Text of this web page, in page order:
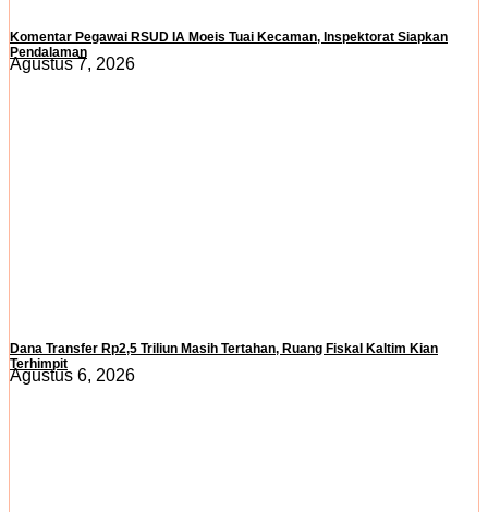
Komentar Pegawai RSUD IA Moeis Tuai Kecaman, Inspektorat Siapkan
Pendalaman
Agustus 7, 2026
Dana Transfer Rp2,5 Triliun Masih Tertahan, Ruang Fiskal Kaltim Kian
Terhimpit
Agustus 6, 2026